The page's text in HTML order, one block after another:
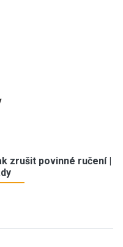
zrušit povinné ručení |